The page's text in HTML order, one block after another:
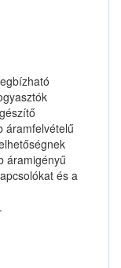
áramfelvételű
áramigényű
és a